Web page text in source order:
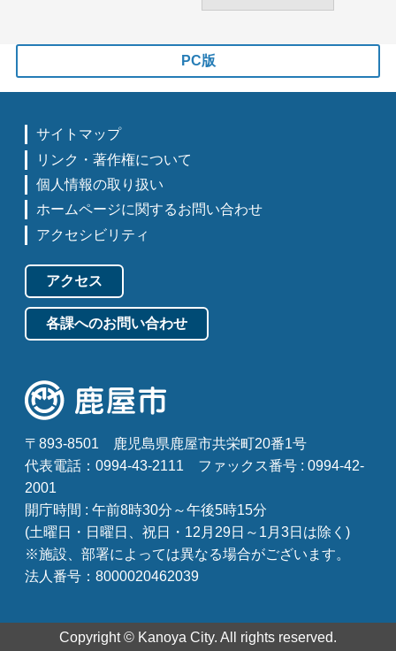
PC版
サイトマップ
リンク・著作権について
個人情報の取り扱い
ホームページに関するお問い合わせ
アクセシビリティ
アクセス
各課へのお問い合わせ
〒893-8501
鹿児島県鹿屋市共栄町20番1号
代表電話：0994-43-2111
ファックス番号 : 0994-42-
2001
開庁時間 : 午前8時30分～午後5時15分
(土曜日・日曜日、祝日・12月29日～1月3日は除く)
※施設、部署によっては異なる場合がございます。
法人番号：8000020462039
Copyright © Kanoya City. All rights reserved.